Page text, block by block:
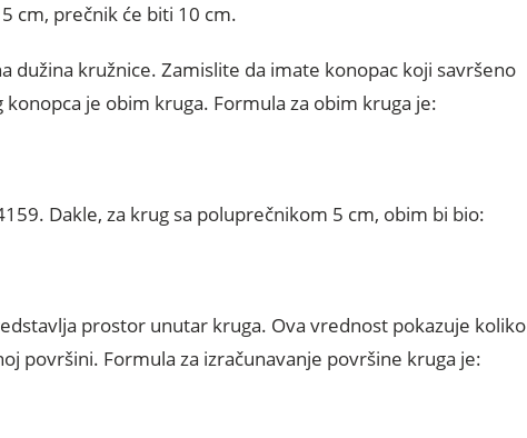
cm, prečnik će biti 10 cm.
dužina kružnice. Zamislite da imate konopac koji savršeno
je obim kruga. Formula za obim kruga je:
Dakle, za krug sa poluprečnikom 5 cm, obim bi bio:
prostor unutar kruga. Ova vrednost pokazuje koliko
površini. Formula za izračunavanje površine kruga je: